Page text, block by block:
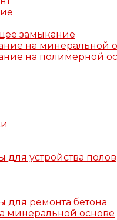
замыкание
на минеральной
на полимерной
для устройства полов
для ремонта бетона
минеральной основе